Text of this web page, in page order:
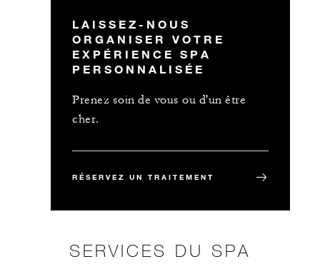
LAISSEZ-NOUS
ORGANISER VOTRE
EXPÉRIENCE SPA
PERSONNALISÉE
Prenez soin de vous ou d'un être
cher.
RÉSERVEZ UN TRAITEMENT
SERVICES DU SPA